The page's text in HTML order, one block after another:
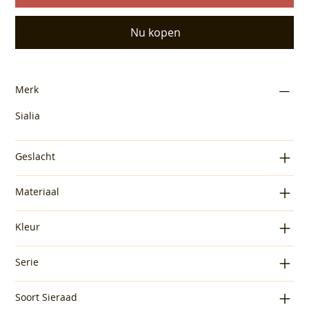
Nu kopen
Merk
Sialia
Geslacht
Materiaal
Kleur
Serie
Soort Sieraad